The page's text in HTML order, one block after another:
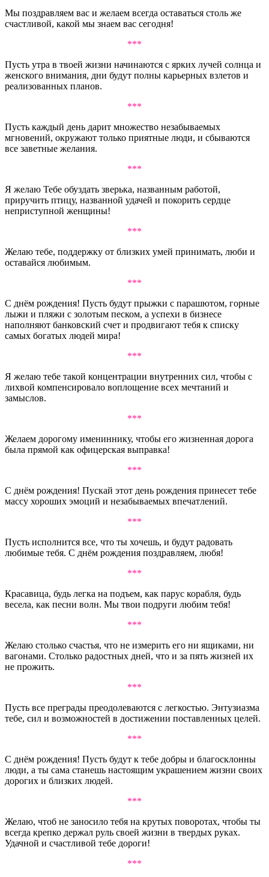
Мы поздравляем вас и желаем всегда оставаться столь же
счастливой, какой мы знаем вас сегодня!
***
Пусть утра в твоей жизни начинаются с ярких лучей солнца и
женского внимания, дни будут полны карьерных взлетов и
реализованных планов.
***
Пусть каждый день дарит множество незабываемых
мгновений, окружают только приятные люди, и сбываются
все заветные желания.
***
Я желаю Тебе обуздать зверька, названным работой,
приручить птицу, названной удачей и покорить сердце
неприступной женщины!
***
Желаю тебе, поддержку от близких умей принимать, люби и
оставайся любимым.
***
С днём рождения! Пусть будут прыжки с парашютом, горные
лыжи и пляжи с золотым песком, а успехи в бизнесе
наполняют банковский счет и продвигают тебя к списку
самых богатых людей мира!
***
Я желаю тебе такой концентрации внутренних сил, чтобы с
лихвой компенсировало воплощение всех мечтаний и
замыслов.
***
Желаем дорогому имениннику, чтобы его жизненная дорога
была прямой как офицерская выправка!
***
С днём рождения! Пускай этот день рождения принесет тебе
массу хороших эмоций и незабываемых впечатлений.
***
Пусть исполнится все, что ты хочешь, и будут радовать
любимые тебя. С днём рождения поздравляем, любя!
***
Красавица, будь легка на подъем, как парус корабля, будь
весела, как песни волн. Мы твои подруги любим тебя!
***
Желаю столько счастья, что не измерить его ни ящиками, ни
вагонами. Столько радостных дней, что и за пять жизней их
не прожить.
***
Пусть все преграды преодолеваются с легкостью. Энтузиазма
тебе, сил и возможностей в достижении поставленных целей.
***
С днём рождения! Пусть будут к тебе добры и благосклонны
люди, а ты сама станешь настоящим украшением жизни своих
дорогих и близких людей.
***
Желаю, чтоб не заносило тебя на крутых поворотах, чтобы ты
всегда крепко держал руль своей жизни в твердых руках.
Удачной и счастливой тебе дороги!
***